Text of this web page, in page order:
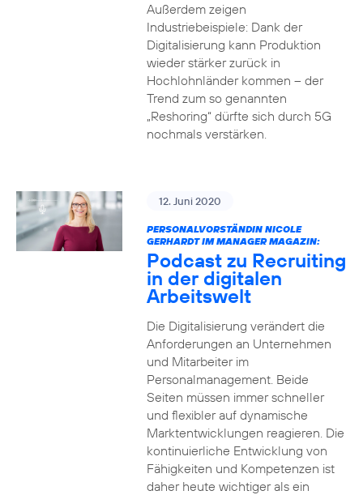
Außerdem zeigen
Industriebeispiele: Dank der
Digitalisierung kann Produktion
wieder stärker zurück in
Hochlohnländer kommen – der
Trend zum so genannten
„Reshoring“ dürfte sich durch 5G
nochmals verstärken.
12. Juni 2020
PERSONALVORSTÄNDIN NICOLE
GERHARDT IM MANAGER MAGAZIN:
Podcast zu Recruiting
in der digitalen
Arbeitswelt
Die Digitalisierung verändert die
Anforderungen an Unternehmen
und Mitarbeiter im
Personalmanagement. Beide
Seiten müssen immer schneller
und flexibler auf dynamische
Marktentwicklungen reagieren. Die
kontinuierliche Entwicklung von
Fähigkeiten und Kompetenzen ist
daher heute wichtiger als ein